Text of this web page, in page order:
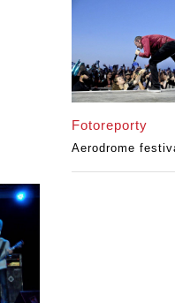
Fotoreporty
Aerodrome